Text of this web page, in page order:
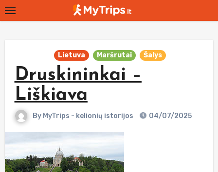
Skip
to
Lietuva Maršrutai Šalys
Druskininkai –
Liškiava
By MyTrips - kelionių istorijos 04/07/2025